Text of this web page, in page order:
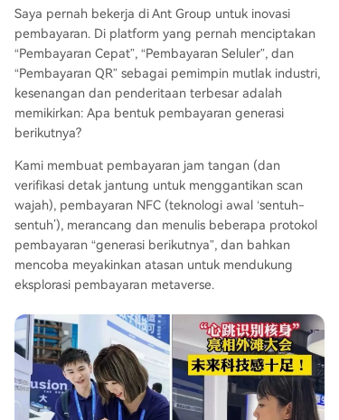
Saya pernah bekerja di Ant Group untuk inovasi
pembayaran. Di platform yang pernah menciptakan
“Pembayaran Cepat”, “Pembayaran Seluler”, dan
“Pembayaran QR” sebagai pemimpin mutlak industri,
kesenangan dan penderitaan terbesar adalah
memikirkan: Apa bentuk pembayaran generasi
berikutnya?
Kami membuat pembayaran jam tangan (dan
verifikasi detak jantung untuk menggantikan scan
wajah), pembayaran NFC (teknologi awal ‘sentuh-
sentuh’), merancang dan menulis beberapa protokol
pembayaran “generasi berikutnya”, dan bahkan
mencoba meyakinkan atasan untuk mendukung
eksplorasi pembayaran metaverse.